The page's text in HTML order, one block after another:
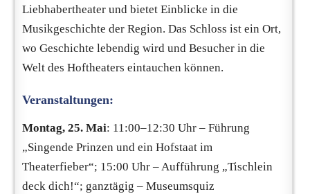
Liebhabertheater und bietet Einblicke in die
Musikgeschichte der Region. Das Schloss ist ein Ort,
wo Geschichte lebendig wird und Besucher in die
Welt des Hoftheaters eintauchen können.
Veranstaltungen:
Montag, 25. Mai: 11:00–12:30 Uhr – Führung
„Singende Prinzen und ein Hofstaat im
Theaterfieber“; 15:00 Uhr – Aufführung „Tischlein
deck dich!“; ganztägig – Museumsquiz